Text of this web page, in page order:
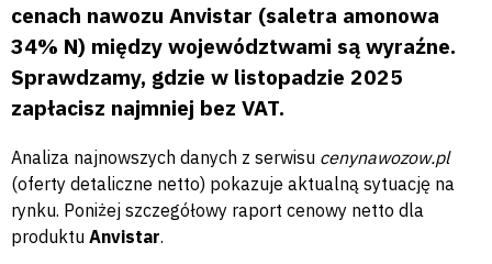
cenach nawozu Anvistar (saletra amonowa
34% N) między województwami są wyraźne.
Sprawdzamy, gdzie w listopadzie 2025
zapłacisz najmniej bez VAT.
Analiza najnowszych danych z serwisu cenynawozow.pl
(oferty detaliczne netto) pokazuje aktualną sytuację na
rynku. Poniżej szczegółowy raport cenowy netto dla
produktu Anvistar.